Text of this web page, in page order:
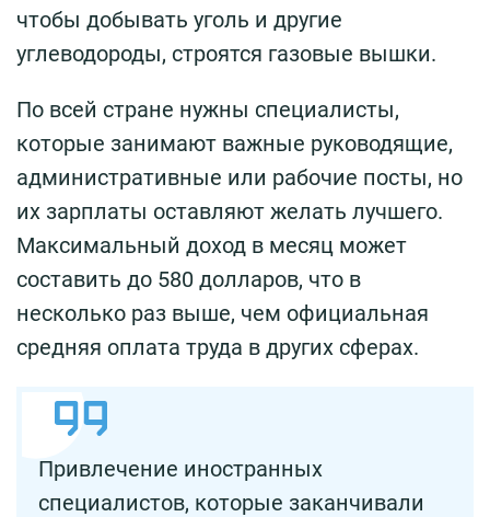
чтобы добывать уголь и другие
углеводороды, строятся газовые вышки.
По всей стране нужны специалисты,
которые занимают важные руководящие,
административные или рабочие посты, но
их зарплаты оставляют желать лучшего.
Максимальный доход в месяц может
составить до 580 долларов, что в
несколько раз выше, чем официальная
средняя оплата труда в других сферах.
Привлечение иностранных
специалистов, которые заканчивали